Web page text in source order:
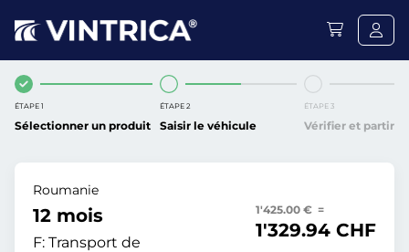
ÉTAPE 1
Sélectionner un produit
ÉTAPE 2
Saisir le véhicule
ÉTAPE 3
Vérifier et partir
Roumanie
12 mois
F: Transport de
1'425.00 € =
1'329.94 CHF